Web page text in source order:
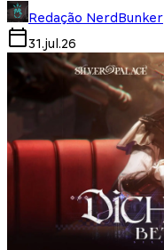
Redação NerdBunker
31.jul.26